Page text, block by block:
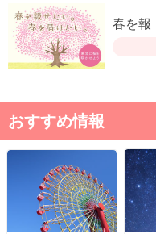
春を報
おすすめ情報